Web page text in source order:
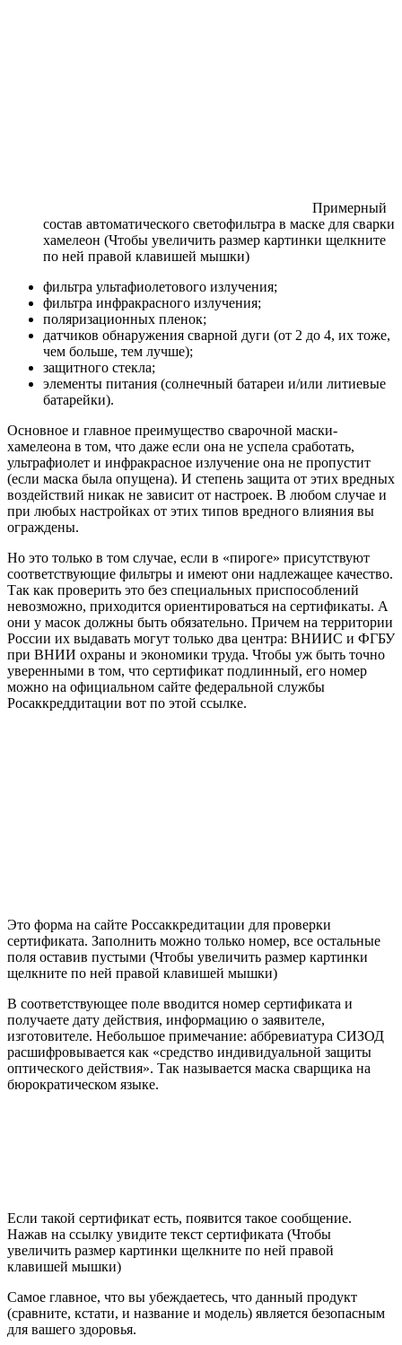
Примерный
состав автоматического светофильтра в маске для сварки
хамелеон (Чтобы увеличить размер картинки щелкните
по ней правой клавишей мышки)
фильтра ультафиолетового излучения;
фильтра инфракрасного излучения;
поляризационных пленок;
датчиков обнаружения сварной дуги (от 2 до 4, их тоже,
чем больше, тем лучше);
защитного стекла;
элементы питания (солнечный батареи и/или литиевые
батарейки).
Основное и главное преимущество сварочной маски-
хамелеона в том, что даже если она не успела сработать,
ультрафиолет и инфракрасное излучение она не пропустит
(если маска была опущена). И степень защита от этих вредных
воздействий никак не зависит от настроек. В любом случае и
при любых настройках от этих типов вредного влияния вы
ограждены.
Но это только в том случае, если в «пироге» присутствуют
соответствующие фильтры и имеют они надлежащее качество.
Так как проверить это без специальных приспособлений
невозможно, приходится ориентироваться на сертификаты. А
они у масок должны быть обязательно. Причем на территории
России их выдавать могут только два центра: ВНИИС и ФГБУ
при ВНИИ охраны и экономики труда. Чтобы уж быть точно
уверенными в том, что сертификат подлинный, его номер
можно на официальном сайте федеральной службы
Росаккреддитации вот по этой ссылке.
Это форма на сайте Россаккредитации для проверки
сертификата. Заполнить можно только номер, все остальные
поля оставив пустыми (Чтобы увеличить размер картинки
щелкните по ней правой клавишей мышки)
В соответствующее поле вводится номер сертификата и
получаете дату действия, информацию о заявителе,
изготовителе. Небольшое примечание: аббревиатура СИЗОД
расшифровывается как «средство индивидуальной защиты
оптического действия». Так называется маска сварщика на
бюрократическом языке.
Если такой сертификат есть, появится такое сообщение.
Нажав на ссылку увидите текст сертификата (Чтобы
увеличить размер картинки щелкните по ней правой
клавишей мышки)
Самое главное, что вы убеждаетесь, что данный продукт
(сравните, кстати, и название и модель) является безопасным
для вашего здоровья.